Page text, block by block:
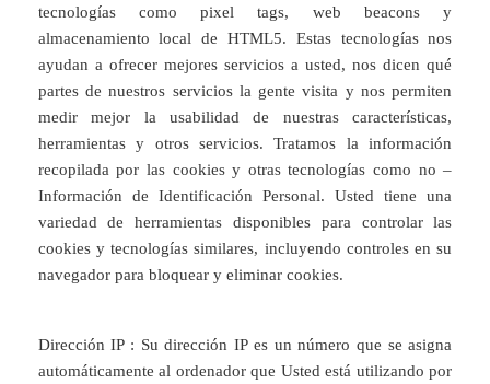
tecnologías como pixel tags, web beacons y
almacenamiento local de HTML5. Estas tecnologías nos
ayudan a ofrecer mejores servicios a usted, nos dicen qué
partes de nuestros servicios la gente visita y nos permiten
medir mejor la usabilidad de nuestras características,
herramientas y otros servicios. Tratamos la información
recopilada por las cookies y otras tecnologías como no –
Información de Identificación Personal. Usted tiene una
variedad de herramientas disponibles para controlar las
cookies y tecnologías similares, incluyendo controles en su
navegador para bloquear y eliminar cookies.
Dirección IP : Su dirección IP es un número que se asigna
automáticamente al ordenador que Usted está utilizando por